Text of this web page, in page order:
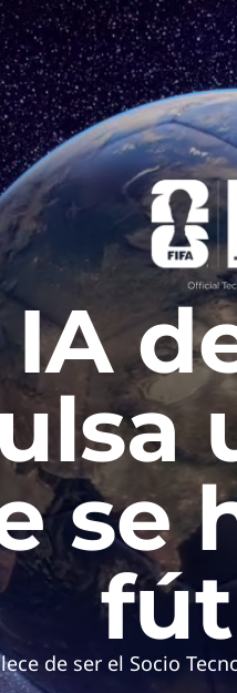
IA
se
de ser el Socio